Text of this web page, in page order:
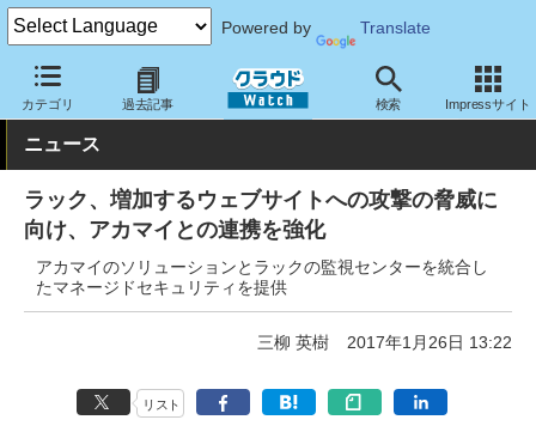
Powered by Translate
カテゴリ 過去記事 検索 Impressサイト
クラウド Watch セキュリティ セキュリティサービス
ニュース
ラック、増加するウェブサイトへの攻撃の脅威に
向け、アカマイとの連携を強化
アカマイのソリューションとラックの監視センターを統合し
たマネージドセキュリティを提供
三柳 英樹 2017年1月26日 13:22
リスト